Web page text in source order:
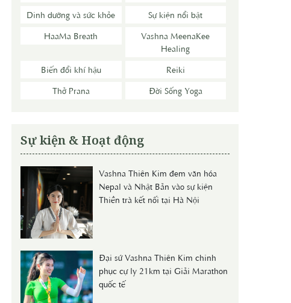
Dinh dưỡng và sức khỏe
Sự kiện nổi bật
HaaMa Breath
Vashna MeenaKee
Healing
Biến đổi khí hậu
Reiki
Thở Prana
Đời Sống Yoga
Sự kiện & Hoạt động
Vashna Thiên Kim đem văn hóa
Nepal và Nhật Bản vào sự kiện
Thiền trà kết nối tại Hà Nội
Đại sứ Vashna Thiên Kim chinh
phục cự ly 21km tại Giải Marathon
quốc tế